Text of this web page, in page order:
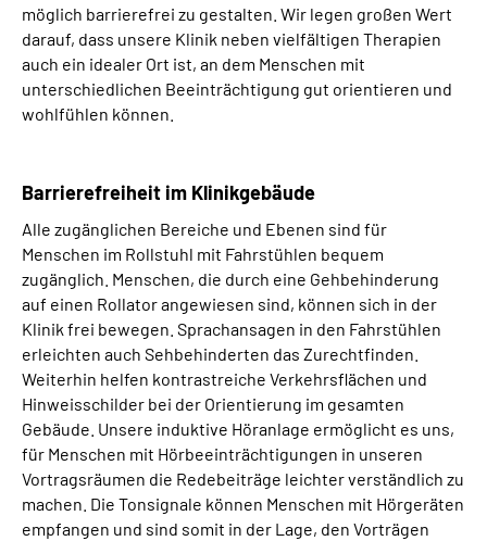
möglich barrierefrei zu gestalten. Wir legen großen Wert
darauf, dass unsere Klinik neben vielfältigen Therapien
auch ein idealer Ort ist, an dem Menschen mit
unterschiedlichen Beeinträchtigung gut orientieren und
wohlfühlen können.
Barrierefreiheit im Klinikgebäude
Alle zugänglichen Bereiche und Ebenen sind für
Menschen im Rollstuhl mit Fahrstühlen bequem
zugänglich. Menschen, die durch eine Gehbehinderung
auf einen Rollator angewiesen sind, können sich in der
Klinik frei bewegen. Sprachansagen in den Fahrstühlen
erleichten auch Sehbehinderten das Zurechtfinden.
Weiterhin helfen kontrastreiche Verkehrsflächen und
Hinweisschilder bei der Orientierung im gesamten
Gebäude. Unsere induktive Höranlage ermöglicht es uns,
für Menschen mit Hörbeeinträchtigungen in unseren
Vortragsräumen die Redebeiträge leichter verständlich zu
machen. Die Tonsignale können Menschen mit Hörgeräten
empfangen und sind somit in der Lage, den Vorträgen